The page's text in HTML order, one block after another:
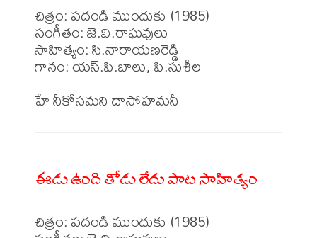
చిత్రం: పదండి ముందుకు (1985)
సంగీతం: జె.వి.రాఘవులు
సాహిత్యం: సి.నారాయణరెడ్డి
గానం: యస్.పి.బాలు, పి.సుశీల
ఈడు ఉంది తోడు లేదు పాట సాహిత్యం
చిత్రం: పదండి ముందుకు (1985)